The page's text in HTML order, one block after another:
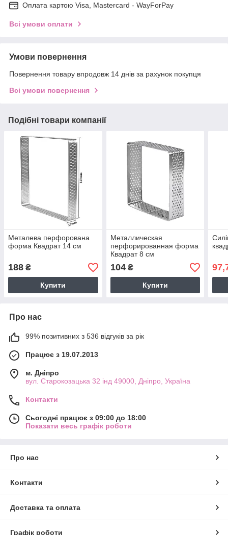
Оплата картою Visa, Mastercard - WayForPay
Всі умови оплати
Умови повернення
Повернення товару впродовж 14 днів за рахунок покупця
Всі умови повернення
Подібні товари компанії
Металева перфорована
форма Квадрат 14 см
188 ₴
Купити
Металлическая
перфорированная форма
Квадрат 8 см
104₴
Купити
Про нас
99% позитивних з 536 відгуків за рік
Працює з 19.07.2013
м. Дніпро
вул. Старокозацька 32 інд 49000, Дніпро, Україна
Контакти
Сьогодні працює з 09:00 до 18:00
Показати весь графік роботи
Про нас
Контакти
Доставка та оплата
Графік роботи